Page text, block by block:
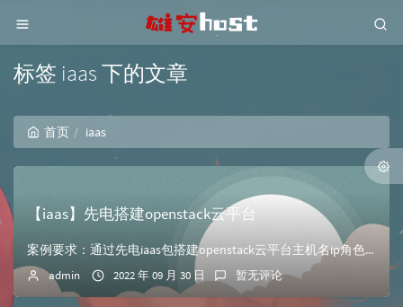
标签 iaas 下的文章
首页 iaas
【iaas】先电搭建openstack云平台
案例要求：通过先电iaas包搭建openstack云平台主机名ip角色ftp192.168.123.110ftp源Controller192.168.12...
admin 2022 年 09 月 30 日 暂无评论